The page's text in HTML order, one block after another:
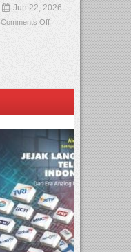
Jun 22, 2026
Comments Off